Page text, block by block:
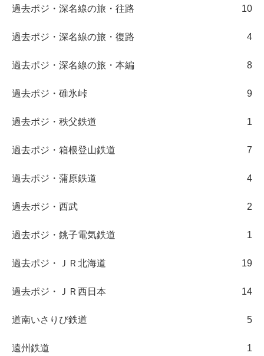
過去ポジ・深名線の旅・往路 10
過去ポジ・深名線の旅・復路 4
過去ポジ・深名線の旅・本編 8
過去ポジ・碓氷峠 9
過去ポジ・秩父鉄道 1
過去ポジ・箱根登山鉄道 7
過去ポジ・蒲原鉄道 4
過去ポジ・西武 2
過去ポジ・銚子電気鉄道 1
過去ポジ・ＪＲ北海道 19
過去ポジ・ＪＲ西日本 14
道南いさりび鉄道 5
遠州鉄道 1